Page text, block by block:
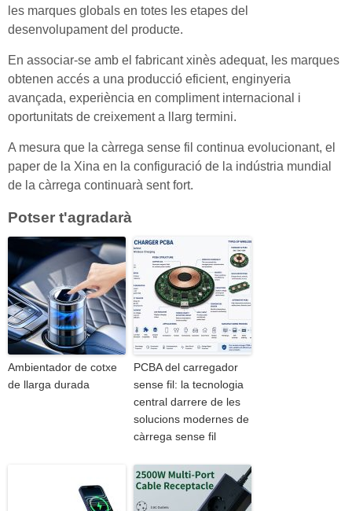
les marques globals en totes les etapes del
desenvolupament del producte.
En associar-se amb el fabricant xinès adequat, les marques
obtenen accés a una producció eficient, enginyeria
avançada, experiència en compliment internacional i
oportunitats de creixement a llarg termini.
A mesura que la càrrega sense fil continua evolucionant, el
paper de la Xina en la configuració de la indústria mundial
de la càrrega continuarà sent fort.
Potser t'agradarà
Ambientador de cotxe
de llarga durada
PCBA del carregador
sense fil: la tecnologia
central darrere de les
solucions modernes de
càrrega sense fil